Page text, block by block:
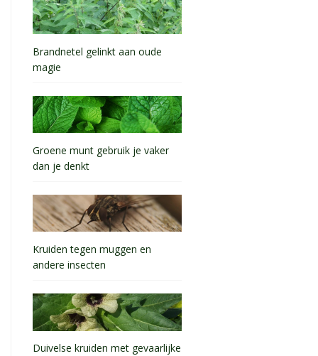
Brandnetel gelinkt aan oude
magie
Groene munt gebruik je vaker
dan je denkt
Kruiden tegen muggen en
andere insecten
Duivelse kruiden met gevaarlijke